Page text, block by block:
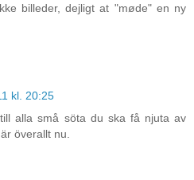
billeder, dejligt at "møde" en ny
kl. 20:25
alla små söta du ska få njuta av
överallt nu.